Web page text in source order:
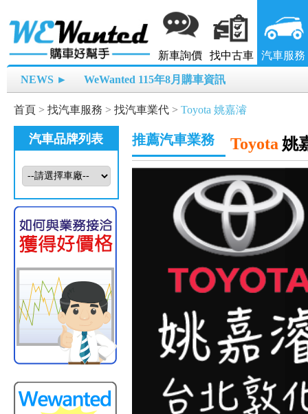
新車詢價 找中古車 汽車服務
NEWS ► WeWanted 115年8月購車資訊
首頁 > 找汽車服務 > 找汽車業代 > Toyota 姚嘉濬
汽車品牌列表 推薦汽車業務 Toyota 姚